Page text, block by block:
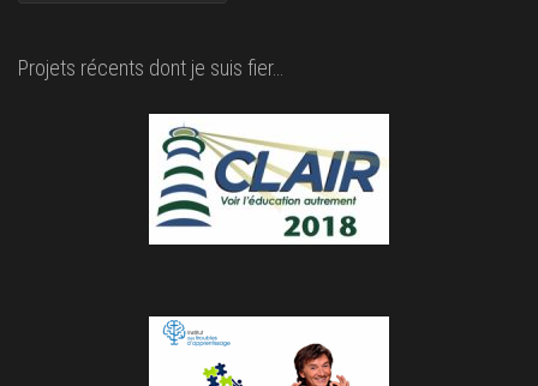
Projets récents dont je suis fier…